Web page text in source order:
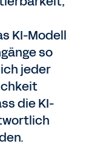
KI-Modell
so
jeder
die KI-